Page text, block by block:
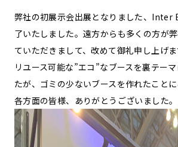
弊社の初展示会出展となりました、Inter
了いたしました。遠方からも多くの方が
ていただきまして、改めて御礼申し上げま
リユース可能な”エコ”なブースを裏テー
たが、ゴミの少ないブースを作れたこと
各方面の皆様、ありがとうございました。